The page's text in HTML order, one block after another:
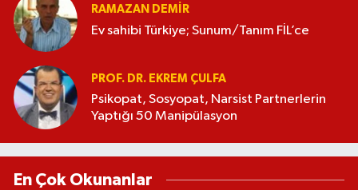
RAMAZAN DEMİR
Ev sahibi Türkiye; Sunum/Tanım FİL’ce
PROF. DR. EKREM ÇULFA
Psikopat, Sosyopat, Narsist Partnerlerin
Yaptığı 50 Manipülasyon
En Çok Okunanlar